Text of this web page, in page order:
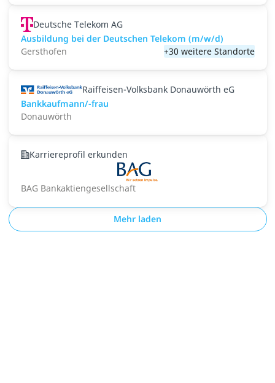
Deutsche Telekom AG
Ausbildung bei der Deutschen Telekom (m/w/d)
Gersthofen
+30 weitere Standorte
Raiffeisen-Volksbank Donauwörth eG
Bankkaufmann/-frau
Donauwörth
Karriereprofil erkunden
BAG Bankaktiengesellschaft
Mehr laden